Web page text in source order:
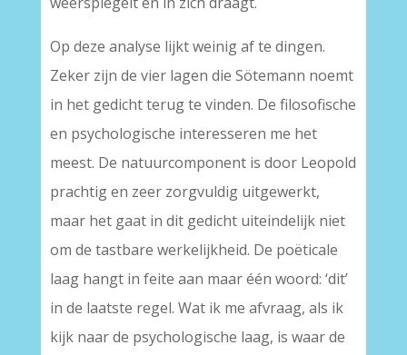
Op deze analyse lijkt weinig af te dingen.
Zeker zijn de vier lagen die Sötemann noemt
in het gedicht terug te vinden. De filosofische
en psychologische interesseren me het
meest. De natuurcomponent is door Leopold
prachtig en zeer zorgvuldig uitgewerkt,
maar het gaat in dit gedicht uiteindelijk niet
om de tastbare werkelijkheid. De poëticale
laag hangt in feite aan maar één woord: ‘dit’
in de laatste regel. Wat ik me afvraag, als ik
kijk naar de psychologische laag, is waar de